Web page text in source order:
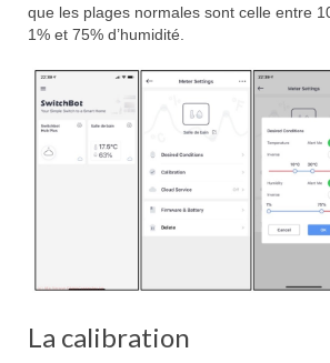
que les plages normales sont celle entre
1% et 75% d’humidité.
La calibration